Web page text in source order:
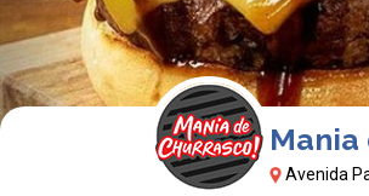
Mania
Avenida